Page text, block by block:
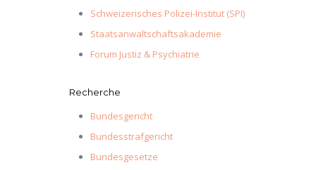
Schweizerisches Polizei-Institut (SPI)
Staatsanwaltschaftsakademie
Forum Justiz & Psychiatrie
Recherche
Bundesgericht
Bundesstrafgericht
Bundesgesetze